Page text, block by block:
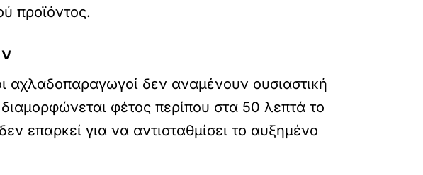
προϊόντος.
αχλαδοπαραγωγοί δεν αναμένουν ουσιαστική
φέτος περίπου στα 50 λεπτά το
επαρκεί για να αντισταθμίσει το αυξημένο